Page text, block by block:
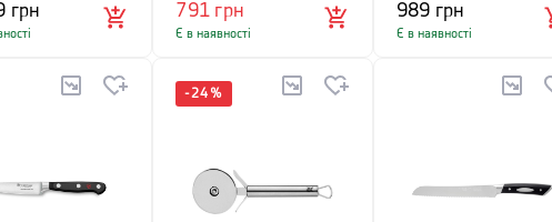
грн 791 грн
Є в наявності
989 грн
Є в наявності
-24 %